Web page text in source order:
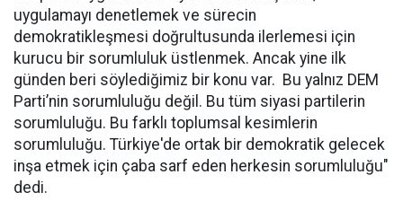
uygulamayı denetlemek ve sürecin
demokratikleşmesi doğrultusunda ilerlemesi için
kurucu bir sorumluluk üstlenmek. Ancak yine ilk
günden beri söylediğimiz bir konu var. Bu yalnız DEM
Parti’nin sorumluluğu değil. Bu tüm siyasi partilerin
sorumluluğu. Bu farklı toplumsal kesimlerin
sorumluluğu. Türkiye'de ortak bir demokratik gelecek
inşa etmek için çaba sarf eden herkesin sorumluluğu"
dedi.